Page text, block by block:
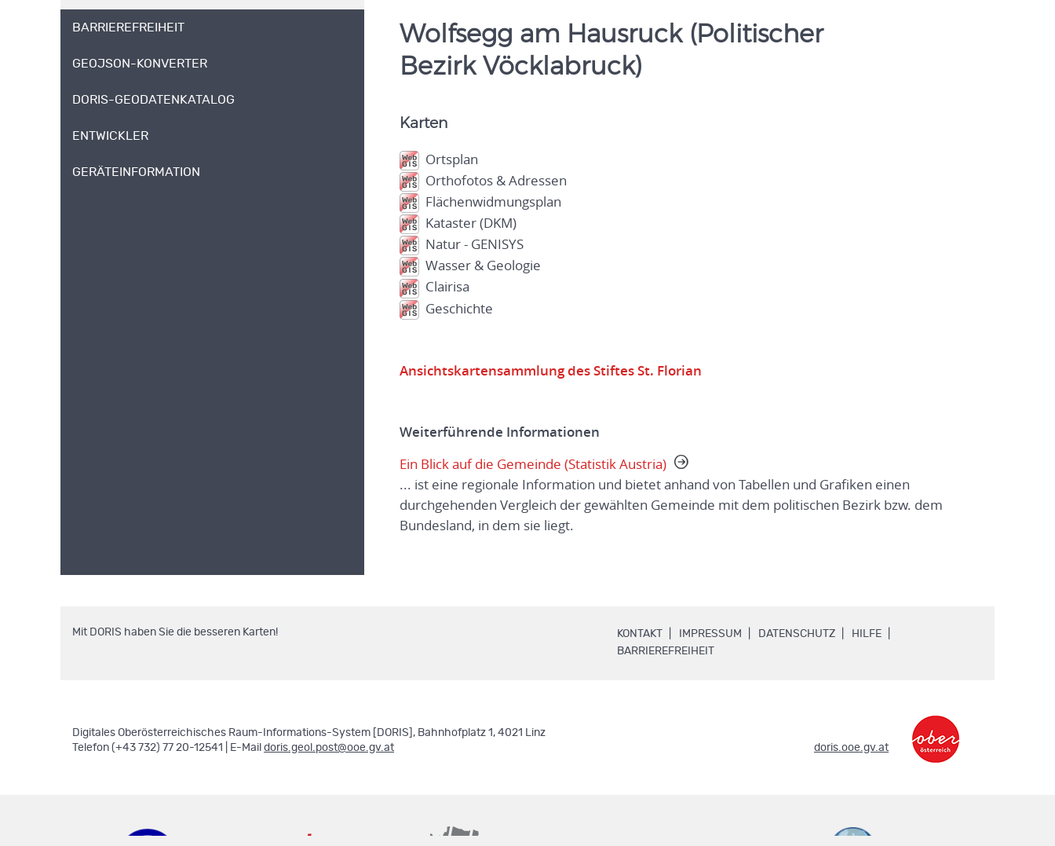
BARRIEREFREIHEIT
GEOJSON-KONVERTER
DORIS-GEODATENKATALOG
ENTWICKLER
GERÄTEINFORMATION
Wolfsegg am Hausruck (Politischer
Bezirk Vöcklabruck)
Karten
Ortsplan
Orthofotos & Adressen
Flächenwidmungsplan
Kataster (DKM)
Natur - GENISYS
Wasser & Geologie
Clairisa
Geschichte
Ansichtskartensammlung des Stiftes St. Florian
Weiterführende Informationen
Ein Blick auf die Gemeinde (Statistik Austria)
... ist eine regionale Information und bietet anhand von Tabellen und Grafiken einen
durchgehenden Vergleich der gewählten Gemeinde mit dem politischen Bezirk bzw. dem
Bundesland, in dem sie liegt.
KONTAKT IMPRESSUM DATENSCHUTZ HILFE
BARRIEREFREIHEIT.
Mit DORIS haben Sie die besseren Karten!
Digitales Oberösterreichisches Raum-Informations-System [DORIS], Bahnhofplatz 1, 4021 Linz
Telefon (+43 732) 77 20-12541 | E-Mail doris.geol.post@ooe.gv.at doris.ooe.gv.at.